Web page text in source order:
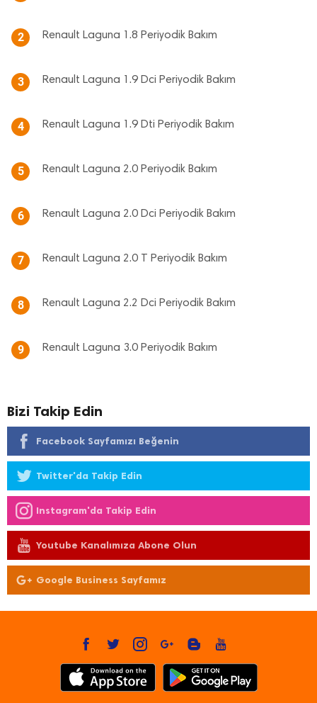
2 Renault Laguna 1.8 Periyodik Bakım
3 Renault Laguna 1.9 Dci Periyodik Bakım
4 Renault Laguna 1.9 Dti Periyodik Bakım
5 Renault Laguna 2.0 Periyodik Bakım
6 Renault Laguna 2.0 Dci Periyodik Bakım
7 Renault Laguna 2.0 T Periyodik Bakım
8 Renault Laguna 2.2 Dci Periyodik Bakım
9 Renault Laguna 3.0 Periyodik Bakım
Bizi Takip Edin
Facebook Sayfamızı Beğenin
Twitter'da Takip Edin
Instagram'da Takip Edin
Youtube Kanalımıza Abone Olun
Google Business Sayfamız